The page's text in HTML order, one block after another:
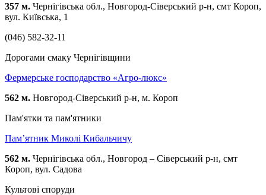
357 м. Чернігівська обл., Новгород-Сіверський р-н, смт Короп,
вул. Київська, 1
(046) 582-32-11
Дорогами смаку Чернігівщини
Фермерське господарство «Агро-люкс»
562 м. Новгород-Сіверський р-н, м. Короп
Пам'ятки та пам'ятники
Пам’ятник Миколі Кибальчичу
562 м. Чернігівська обл., Новгород – Сіверський р-н, cмт
Короп, вул. Садова
Культові споруди